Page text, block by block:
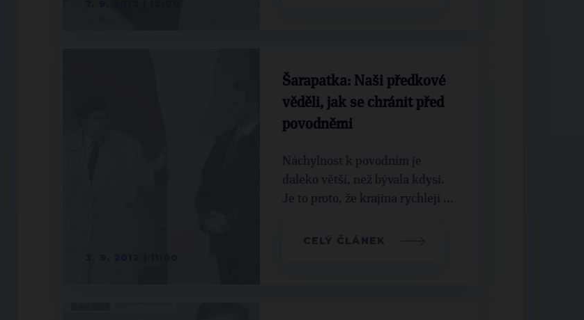
Šarapatka: Naši předkové
věděli, jak se chránit před
povodněmi
Náchylnost k povodním je
daleko větší, než bývala kdysi.
Je to proto, že krajina rychleji ...
CELÝ ČLÁNEK